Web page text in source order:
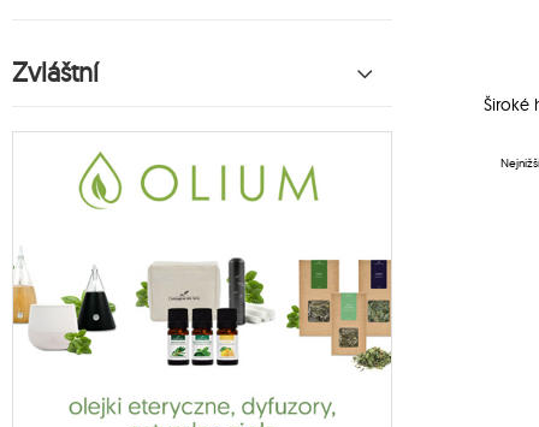
koala houpací síť příslušenství 27
habana
měsíční houpací síť
odpružení houpací sítě 13
bavlněné houpací síť 1
zahradní sety 1
4
crua outdoor
Zvláštní
Široké